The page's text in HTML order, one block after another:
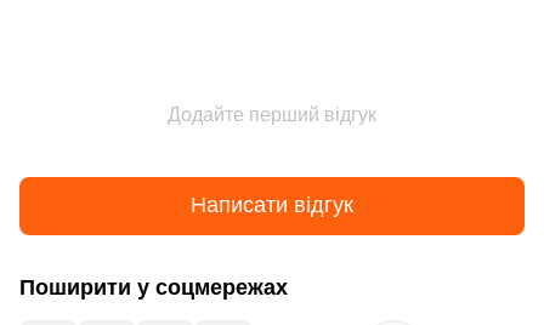
Додайте перший відгук
Написати відгук
Поширити у соцмережах